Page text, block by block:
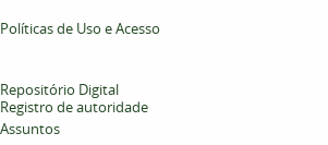
Políticas de Uso e Acesso
Repositório Digital
Registro de autoridade
Assuntos